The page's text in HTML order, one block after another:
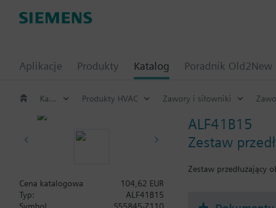
Aplikacje Produkty Katalog Poradnik Old2New
Katalog Produkty HVAC Zawory i siłowniki
ALF41B15
Zestaw
Zestaw przedłużający
Cena katalogowa
104,62 EUR
Typ:
ALF41B15